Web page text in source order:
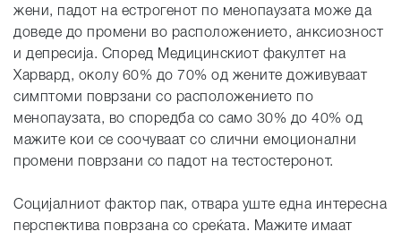
жени, падот на естрогенот по менопаузата може да
доведе до промени во расположението, анксиозност
и депресија. Според Медицинскиот факултет на
Харвард, околу 60% до 70% од жените доживуваат
симптоми поврзани со расположението по
менопаузата, во споредба со само 30% до 40% од
мажите кои се соочуваат со слични емоционални
промени поврзани со падот на тестостеронот.
Социјалниот фактор пак, отвара уште една интересна
перспектива поврзана со среќата. Мажите имаат